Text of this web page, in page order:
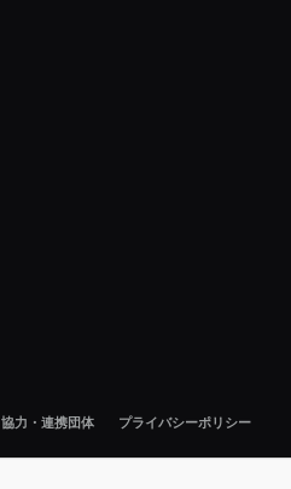
協力・連携団体 プライバシーポリシー